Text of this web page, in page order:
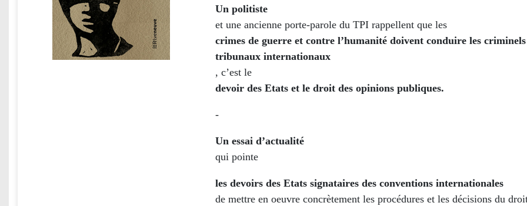
Un politiste
et une ancienne porte-parole du TPI rappellent que les
crimes de guerre et contre l’humanité doivent conduire les
tribunaux internationaux
, c’est le
devoir des Etats et le droit des opinions publiques.
-
Un essai d’actualité
qui pointe
les devoirs des Etats signataires des conventions internationales
de mettre en oeuvre concrètement les procédures et les décisions du